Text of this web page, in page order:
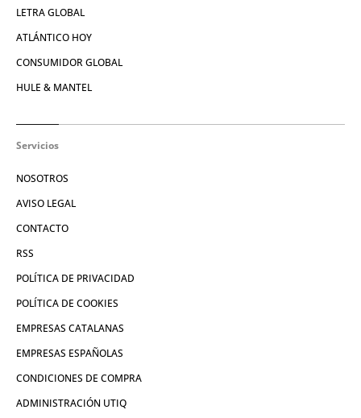
LETRA GLOBAL
ATLÁNTICO HOY
CONSUMIDOR GLOBAL
HULE & MANTEL
Servicios
NOSOTROS
AVISO LEGAL
CONTACTO
RSS
POLÍTICA DE PRIVACIDAD
POLÍTICA DE COOKIES
EMPRESAS CATALANAS
EMPRESAS ESPAÑOLAS
CONDICIONES DE COMPRA
ADMINISTRACIÓN UTIQ